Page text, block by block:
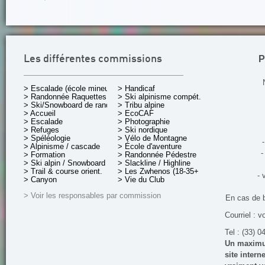
Les différentes commissions
> Escalade (école mineurs)
> Randonnée Raquettes
> Ski/Snowboard de rando.
> Accueil
> Escalade
> Refuges
> Spéléologie
> Alpinisme / cascade
> Formation
> Ski alpin / Snowboard
> Trail & course orient.
> Canyon
> Handicaf
> Ski alpinisme compét.
> Tribu alpine
> EcoCAF
> Photographie
> Ski nordique
> Vélo de Montagne
> École d'aventure
> Randonnée Pédestre
> Slackline / Highline
> Les Zwhenos (18-35+ ans)
> Vie du Club
> Voir les responsables par commission
-
-
En cas de
Courriel :
Tel : (33)
Un
site